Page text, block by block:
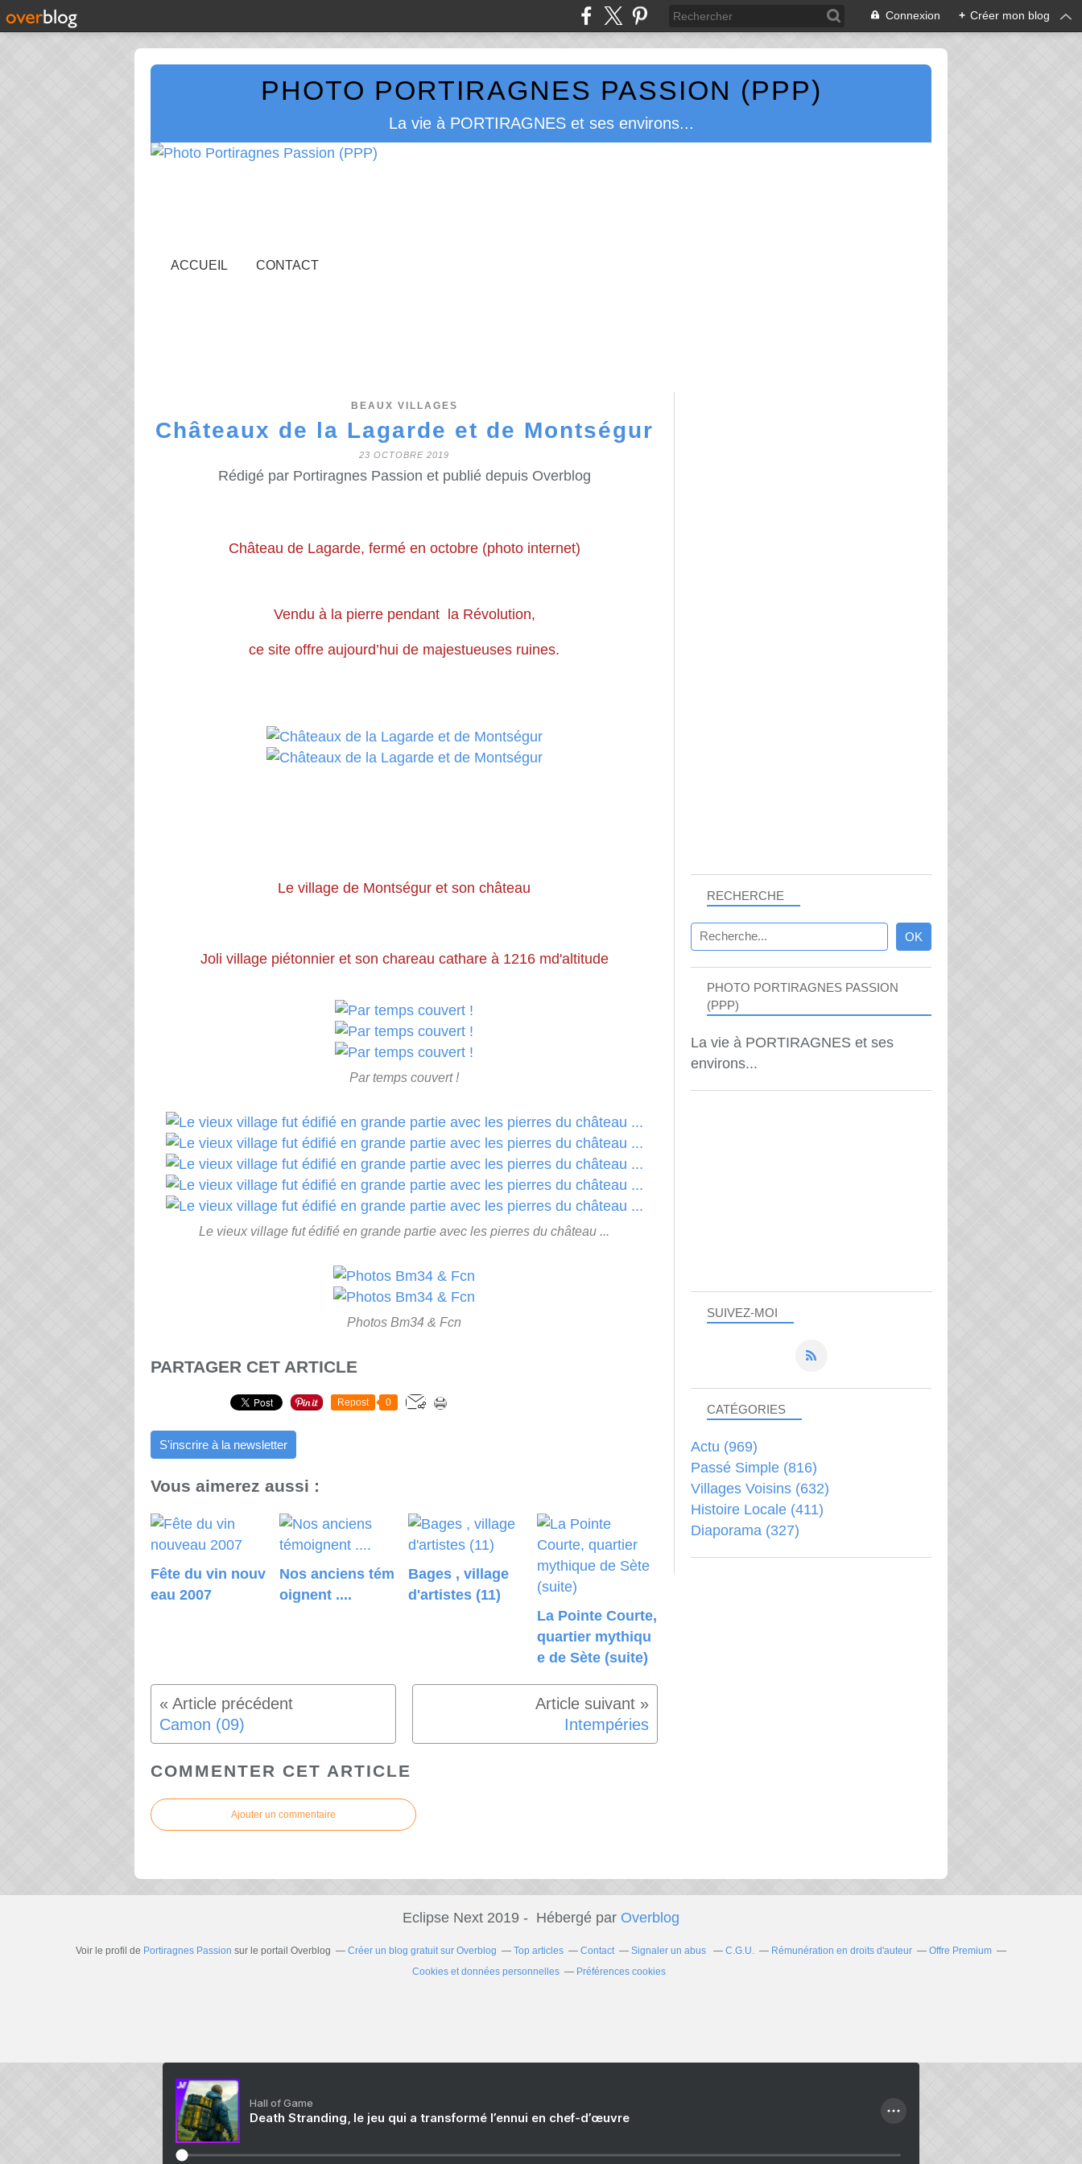
Connexion + Créer mon blog
PHOTO PORTIRAGNES PASSION (PPP)
La vie à PORTIRAGNES et ses environs...
ACCUEIL CONTACT
BEAUX VILLAGES
Châteaux de la Lagarde et de Montségur
23 OCTOBRE 2019
Rédigé par Portiragnes Passion et publié depuis Overblog
Château de Lagarde, fermé en octobre (photo internet)
Vendu à la pierre pendant la Révolution,
ce site offre aujourd’hui de majestueuses ruines.
Le village de Montségur et son château
Joli village piétonnier et son chareau cathare à 1216 md'altitude
Par temps couvert !
Le vieux village fut édifié en grande partie avec les pierres du château ...
Photos Bm34 & Fcn
PARTAGER CET ARTICLE
Repost 0
S'inscrire à la newsletter
Vous aimerez aussi :
Fête du vin nouv
eau 2007
Nos anciens tém
oignent ....
Bages , village
d'artistes (11)
La Pointe Courte,
quartier mythiqu
e de Sète (suite)
Camon (09) Intempéries
COMMENTER CET ARTICLE
Ajouter un commentaire
SUIVEZ-MOI
RECHERCHE
PHOTO PORTIRAGNES PASSION
(PPP)
La vie à PORTIRAGNES et ses
environs...
CATÉGORIES
Actu (969)
Passé Simple (816)
Villages Voisins (632)
Histoire Locale (411)
Diaporama (327)
Eclipse Next 2019 - Hébergé par Overblog
Voir le profil de Portiragnes Passion sur le portail Overblog Créer un blog gratuit sur Overblog Top articles Contact Signaler un abus C.G.U. Rémunération en droits d'auteur
Offre Premium
Cookies et données personnelles
Préférences cookies
Hall of Game
Death Stranding, le jeu qui a transformé l’ennui en chef-d’œuvre